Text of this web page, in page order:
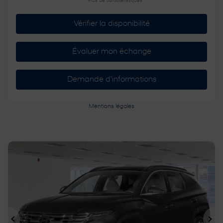
Vérifier la disponibilité
Évaluer mon échange
Demande d'informations
Mentions légales